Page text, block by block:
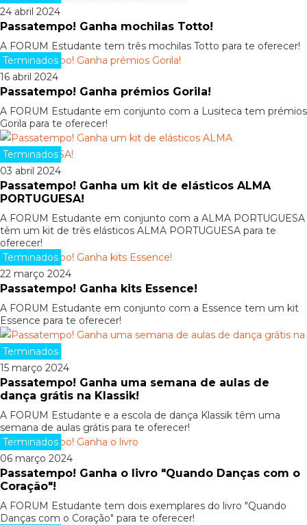
24 abril 2024
Passatempo! Ganha mochilas Totto!
A FORUM Estudante tem três mochilas Totto para te oferecer!
Terminados
16 abril 2024
Passatempo! Ganha prémios Gorila!
A FORUM Estudante em conjunto com a Lusiteca tem prémios
Gorila para te oferecer!
Terminados
03 abril 2024
Passatempo! Ganha um kit de elásticos ALMA
PORTUGUESA!
A FORUM Estudante em conjunto com a ALMA PORTUGUESA
têm um kit de três elásticos ALMA PORTUGUESA para te
oferecer!
Terminados
22 março 2024
Passatempo! Ganha kits Essence!
A FORUM Estudante em conjunto com a Essence tem um kit
Essence para te oferecer!
Terminados
15 março 2024
Passatempo! Ganha uma semana de aulas de
dança grátis na Klassik!
A FORUM Estudante e a escola de dança Klassik têm uma
semana de aulas grátis para te oferecer!
Terminados
06 março 2024
Passatempo! Ganha o livro "Quando Danças com o
Coração"!
A FORUM Estudante tem dois exemplares do livro "Quando
Danças com o Coração" para te oferecer!